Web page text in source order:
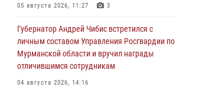
05 августа 2026, 11:27 3
Губернатор Андрей Чибис встретился с
личным составом Управления Росгвардии по
Мурманской области и вручил награды
отличившимся сотрудникам
04 августа 2026, 14:16